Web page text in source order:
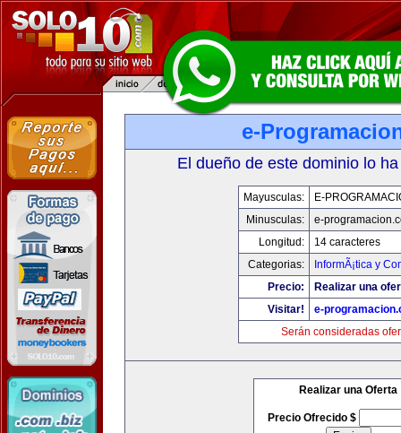
e-
El dueño de este dominio lo
Mayusculas:
E-
Minusculas:
e-
Longitud:
14 caracteres
Categorias:
InformÃ¡tica y
Precio:
Realizar una
Visitar!
e-
Serán consideradas
Realizar una Oferta
Precio Ofrecido $